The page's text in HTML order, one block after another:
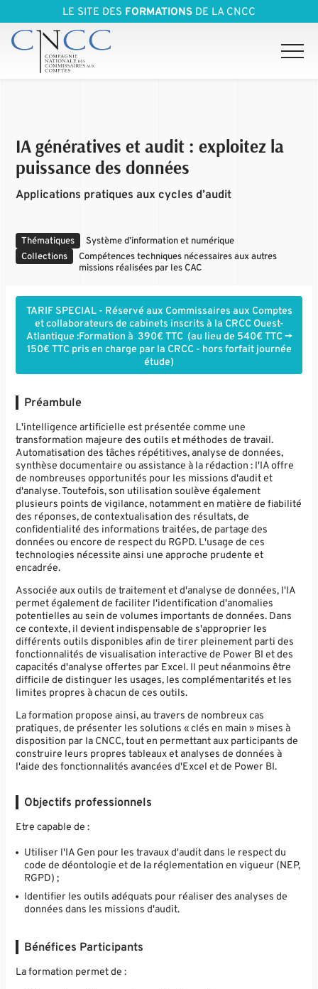
LE SITE DES FORMATIONS DE LA CNCC
IA génératives et audit : exploitez la
puissance des données
Applications pratiques aux cycles d’audit
Thématiques
Système d’information et numérique
Collections
Compétences techniques nécessaires aux autres
missions réalisées par les CAC
TARIF SPECIAL - Réservé aux Commissaires aux Comptes
et collaborateurs de cabinets inscrits à la CRCC Ouest-
Atlantique :Formation à 390€ TTC (au lieu de 540€ TTC ->
150€ TTC pris en charge par la CRCC - hors forfait journée
étude)
Préambule
L'intelligence artificielle est présentée comme une
transformation majeure des outils et méthodes de travail.
Automatisation des tâches répétitives, analyse de données,
synthèse documentaire ou assistance à la rédaction : l'IA offre
de nombreuses opportunités pour les missions d'audit et
d'analyse. Toutefois, son utilisation soulève également
plusieurs points de vigilance, notamment en matière de fiabilité
des réponses, de contextualisation des résultats, de
confidentialité des informations traitées, de partage des
données ou encore de respect du RGPD. L'usage de ces
technologies nécessite ainsi une approche prudente et
encadrée.
Associée aux outils de traitement et d'analyse de données, l'IA
permet également de faciliter l'identification d'anomalies
potentielles au sein de volumes importants de données. Dans
ce contexte, il devient indispensable de s'approprier les
différents outils disponibles afin de tirer pleinement parti des
fonctionnalités de visualisation interactive de Power BI et des
capacités d'analyse offertes par Excel. Il peut néanmoins être
difficile de distinguer les usages, les complémentarités et les
limites propres à chacun de ces outils.
La formation propose ainsi, au travers de nombreux cas
pratiques, de présenter les solutions « clés en main » mises à
disposition par la CNCC, tout en permettant aux participants de
construire leurs propres tableaux et analyses de données à
l'aide des fonctionnalités avancées d'Excel et de Power BI.
Objectifs professionnels
Etre capable de :
Utiliser l'IA Gen pour les travaux d'audit dans le respect du
code de déontologie et de la réglementation en vigueur (NEP,
RGPD) ;
Identifier les outils adéquats pour réaliser des analyses de
données dans les missions d'audit.
Bénéfices Participants
La formation permet de :